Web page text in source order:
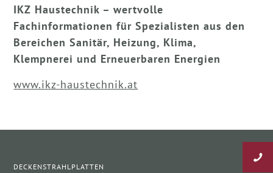
IKZ Haustechnik – wertvolle
Fachinformationen für Spezialisten aus den
Bereichen Sanitär, Heizung, Klima,
Klempnerei und Erneuerbaren Energien
www.ikz-haustechnik.at
DECKENSTRAHLPLATTEN